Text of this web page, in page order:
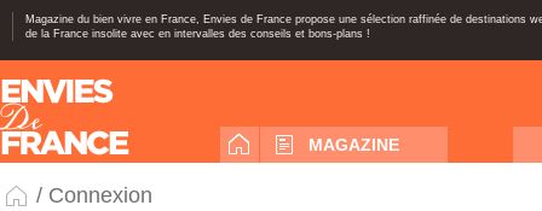
Magazine du bien vivre en France, Envies de France propose une sélection raffinée de destinations
de la France insolite avec en intervalles des conseils et bons-plans !
MAGAZINE
/ Connexion